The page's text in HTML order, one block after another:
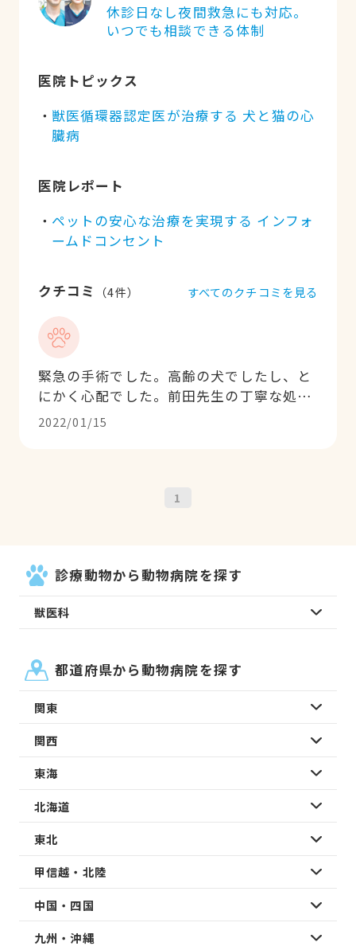
休診日なし夜間救急にも対応。
いつでも相談できる体制
医院トピックス
獣医循環器認定医が治療する 犬と猫の心
臓病
医院レポート
ペットの安心な治療を実現する インフォ
ームドコンセント
クチコミ （4件）
緊急の手術でした。高齢の犬でしたし、と
にかく心配でした。前田先生の丁寧な処置
のおかげで救われました！手術後も些細な
事でも直ぐに対応して頂き感謝しかありま
ってくれる先生です！
2022/01/15
すべてのクチコミを見る
1
診療動物から動物病院を探す
獣医科
都道府県から動物病院を探す
関東
関西
東海
北海道
東北
甲信越・北陸
中国・四国
九州・沖縄